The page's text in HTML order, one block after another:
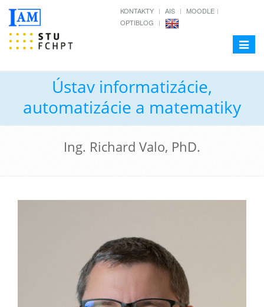
KONTAKTY AIS
MOODLE
OPTIBLOG
Toggle
Ústav informatizácie,
automatizácie a matematiky
Ing. Richard Valo, PhD.